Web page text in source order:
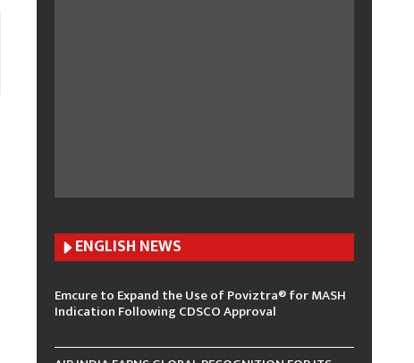
ENGLISH NEWS
Emcure to Expand the Use of Poviztra® for MASH
Indication Following CDSCO Approval